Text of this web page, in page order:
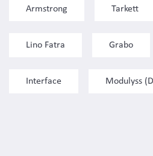
Armstrong Tarkett
Lino Fatra Grabo
Interface Modulyss